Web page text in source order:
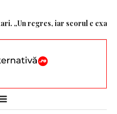
regres, iar scorul e